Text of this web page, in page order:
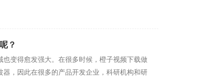
？
得愈发强大。在很多时候，橙子视频下载做
器，因此在很多的产品开发企业，科研机构和研